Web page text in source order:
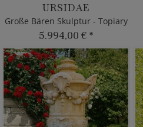
URSIDAE
Große Bären Skulptur - Topiary
5.994,00 € *